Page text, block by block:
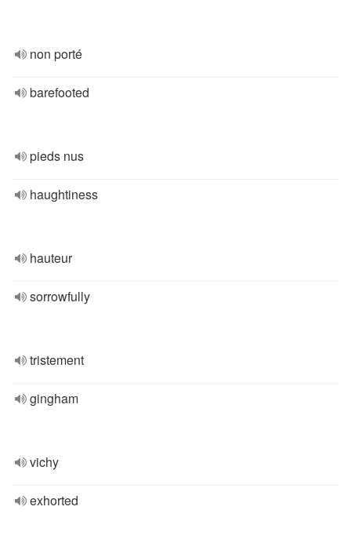
non porté
barefooted
pieds nus
haughtiness
hauteur
sorrowfully
tristement
gingham
vichy
exhorted